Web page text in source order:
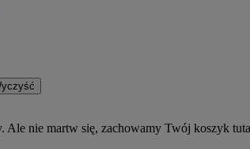
nie martw się, zachowamy Twój koszyk